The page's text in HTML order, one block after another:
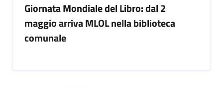
Giornata Mondiale del Libro: dal 2
maggio arriva MLOL nella biblioteca
comunale